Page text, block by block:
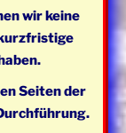
wir keine
Seiten der